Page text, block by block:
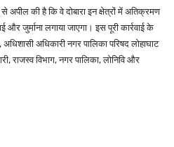
अपील की है कि वे दोबारा इन क्षेत्रों में अतिक्रमण
और जुर्माना लगाया जाएगा। इस पूरी कार्रवाई के
अधिकारी नगर पालिका परिषद लोहाघाट
राजस्व विभाग, नगर पालिका, लोनिवि और